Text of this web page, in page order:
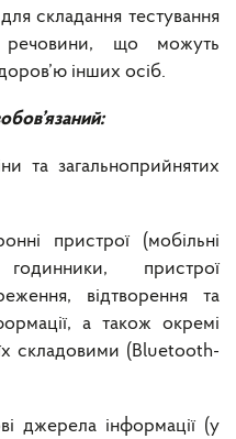
складання тестування
речовини, що можуть
інших осіб.
та загальноприйнятих
пристрої (мобільні
пристрої
відтворення та
а також окремі
складовими (Bluetooth-
джерела інформації (у